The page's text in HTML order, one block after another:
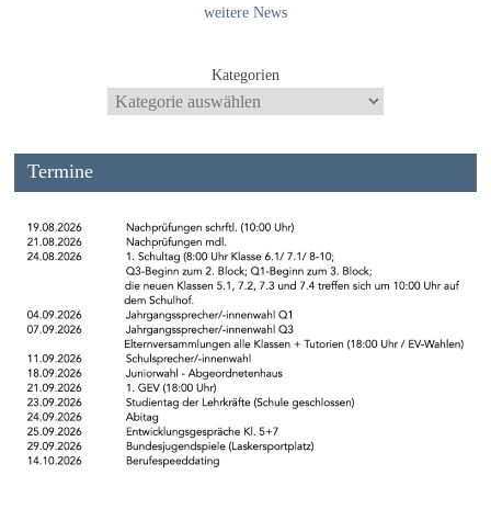
weitere News
Kategorien
Termine